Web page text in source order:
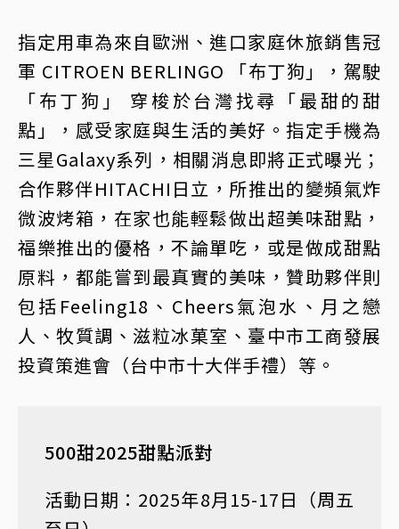
指定用車為來自歐洲、進口家庭休旅銷售冠
軍 CITROEN BERLINGO 「布丁狗」，駕駛
「布丁狗」 穿梭於台灣找尋「最甜的甜
點」，感受家庭與生活的美好。指定手機為
三星Galaxy系列，相關消息即將正式曝光；
合作夥伴HITACHI日立，所推出的變頻氣炸
微波烤箱，在家也能輕鬆做出超美味甜點，
福樂推出的優格，不論單吃，或是做成甜點
原料，都能嘗到最真實的美味，贊助夥伴則
包括Feeling18、Cheers氣泡水、月之戀
人、牧質調、滋粒冰菓室、臺中市工商發展
投資策進會（台中市十大伴手禮）等。
500甜2025甜點派對
活動日期：2025年8月15-17日（周五